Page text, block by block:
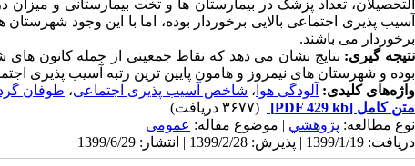
التحصیلان، تعداد پزشک در بیمارستان ها و تخت بیمارستانی و
آسیب پذیری اجتماعی بالایی برخوردار بوده، اما با این وجود
برخوردار می باشند.
نتیجه­ گیری: نتایج نشان می دهد که نقاط جمعیتی از جمله کانون
بوده و شهرستان های نیمروز و هامون پایین ترین رتبه آسیب پذیری
واژه‌های کلیدی: آلودگی هوا ، شاخص آسیب پذیری اجتماعی، طوفان گرد
متن کامل [PDF 429 kb]
(۳۶۷۷ دریافت)
نوع مطالعه: پژوهشي | موضوع مقاله: عمومى
دریافت: 1399/1/19 | پذیرش: 1399/2/28 | انتشار: 1399/6/29